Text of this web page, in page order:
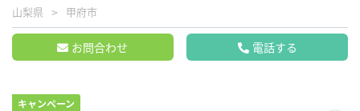
山梨県 甲府市
お問合わせ 電話する
キャンペーン